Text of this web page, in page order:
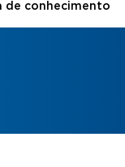
de conhecimento